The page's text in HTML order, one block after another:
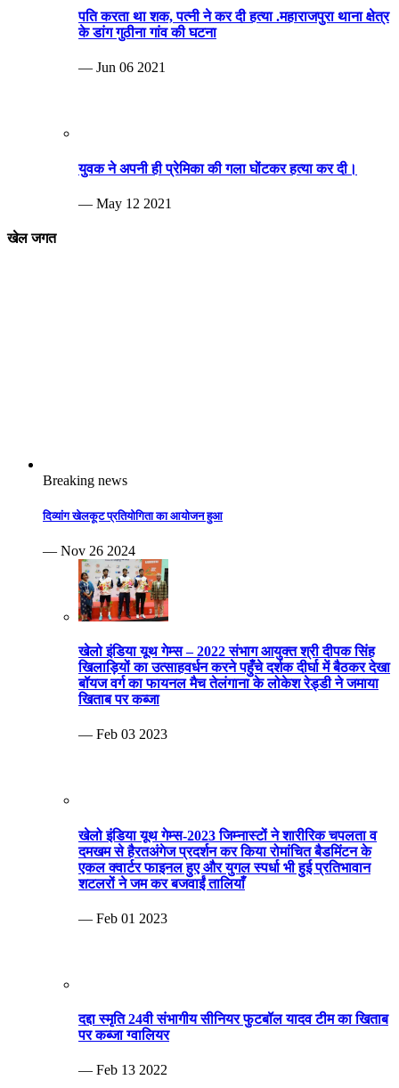
पति करता था शक, पत्नी ने कर दी हत्या .महाराजपुरा थाना क्षेत्र
के डांग गुठीना गांव की घटना
— Jun 06 2021
युवक ने अपनी ही प्रेमिका की गला घोंटकर हत्या कर दी।
— May 12 2021
खेल जगत
Breaking news
दिव्यांग खेलकूट प्रतियोगिता का आयोजन हुआ
— Nov 26 2024
खेलो इंडिया यूथ गेम्स – 2022 संभाग आयुक्त श्री दीपक सिंह
खिलाड़ियों का उत्साहवर्धन करने पहुँचे दर्शक दीर्घा में बैठकर देखा
बॉयज वर्ग का फायनल मैच तेलंगाना के लोकेश रेड्डी ने जमाया
खिताब पर कब्जा
— Feb 03 2023
खेलो इंडिया यूथ गेम्स-2023 जिम्नास्टों ने शारीरिक चपलता व
दमखम से हैरतअंगेज प्रदर्शन कर किया रोमांचित बैडमिंटन के
एकल क्वार्टर फाइनल हुए और युगल स्पर्धा भी हुई प्रतिभावान
शटलरों ने जम कर बजवाईं तालियाँ
— Feb 01 2023
दद्दा स्मृति 24वी संभागीय सीनियर फुटबॉल यादव टीम का खिताब
पर कब्जा ग्वालियर
— Feb 13 2022